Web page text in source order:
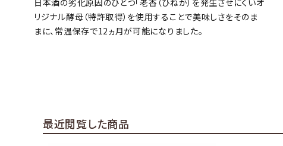
日本酒の劣化原因のひとつ「老香（ひねか）を発生させにくいオ
リジナル酵母（特許取得）を使用することで美味しさをそのま
まに、常温保存で12ヵ月が可能になりました。
最近閲覧した商品